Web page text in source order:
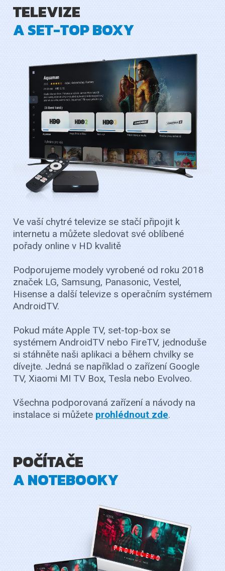
TELEVIZE
A SET-TOP BOXY
Ve vaší chytré televize se stačí připojit k
internetu a můžete sledovat své oblíbené
pořady online v HD kvalitě
Podporujeme modely vyrobené od roku 2018
značek LG, Samsung, Panasonic, Vestel,
Hisense a další televize s operačním systémem
AndroidTV.
Pokud máte Apple TV, set-top-box se
systémem AndroidTV nebo FireTV, jednoduše
si stáhněte naši aplikaci a během chvilky se
dívejte. Jedná se například o zařízení Google
TV, Xiaomi MI TV Box, Tesla nebo Evolveo.
Všechna podporovaná zařízení a návody na
instalace si můžete prohlédnout zde.
POČÍTAČE
A NOTEBOOKY